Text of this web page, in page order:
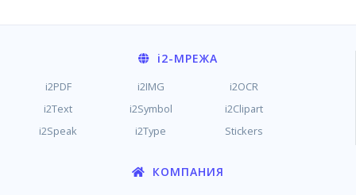
i2-МРЕЖА
i2PDF i2IMG
i2OCR
i2Text
i2Symbol
i2Clipart
i2Speak
i2Type Stickers
КОМПАНИЯ